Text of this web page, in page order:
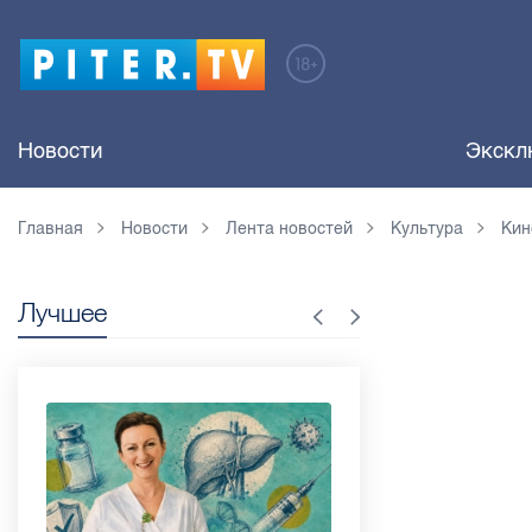
Новости
Главная Новости Лента новостей Культура
Лучшее